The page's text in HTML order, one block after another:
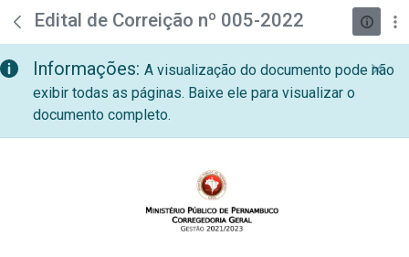
Pular para o Conteúdo principal
teste descricao
Edital de Correição nº 005-2022
Informações: A visualização do documento pode não
exibir todas as páginas. Baixe ele para visualizar o
documento completo.